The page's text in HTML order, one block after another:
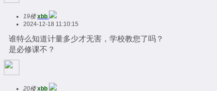
19楼 xbb
2024-12-18 11:10:15
谁特么知道计量多少才无害，学校教您了吗？
是必修课不？
20楼 xbb